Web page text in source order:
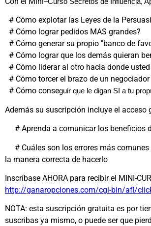
# Cómo explotar las Leyes de la
# Cómo lograr pedidos MAS grandes?
# Cómo generar su propio "banco de
# Cómo lograr que los demás quieran
# Cómo liderar al otro hacia donde usted
# Cómo torcer el brazo de un
# Cómo conseguir que le digan SI a tu
Además su suscripción incluye el
# Aprenda a comunicar los beneficios
# Cuáles son los errores más comunes
la manera correcta de hacerlo
Inscríbase AHORA para recibir el MINI-
http://ganaropciones.com/cgi-bin/afl/
NOTA: esta suscripción gratuita es por
suscribas ya mismo, o puede ser que